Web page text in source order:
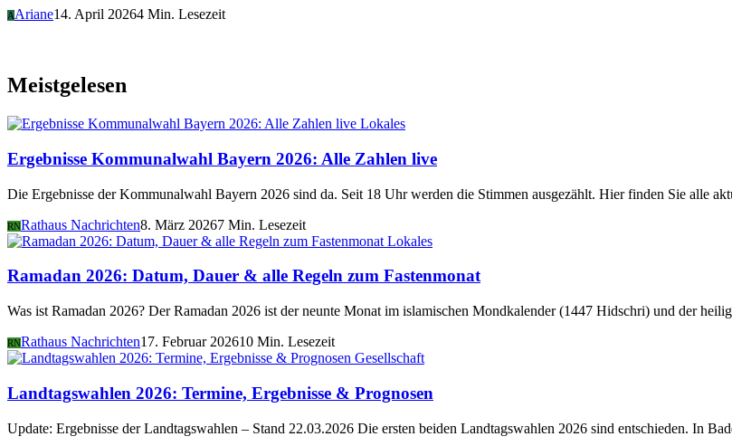
AAriane14. April 20264 Min. Lesezeit
Meistgelesen
Lokales
Ergebnisse Kommunalwahl Bayern 2026: Alle Zahlen live
Die Ergebnisse der Kommunalwahl Bayern 2026 sind da. Seit 18 Uhr werden die Stimmen ausgezählt. Hier finden Sie alle
RNRathaus Nachrichten8. März 20267 Min. Lesezeit
Lokales
Ramadan 2026: Datum, Dauer & alle Regeln zum Fastenmonat
Was ist Ramadan 2026? Der Ramadan 2026 ist der neunte Monat im islamischen Mondkalender (1447 Hidschri) und der
RNRathaus Nachrichten17. Februar 202610 Min. Lesezeit
Gesellschaft
Landtagswahlen 2026: Termine, Ergebnisse & Prognosen
Update: Ergebnisse der Landtagswahlen – Stand 22.03.2026 Die ersten beiden Landtagswahlen 2026 sind entschieden. In